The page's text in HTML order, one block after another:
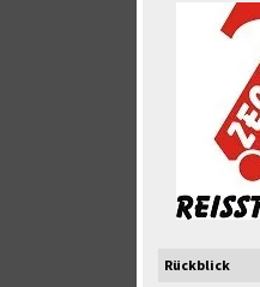
Rückblick